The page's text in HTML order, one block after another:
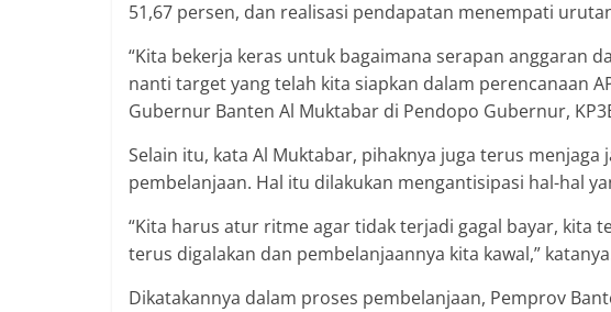
51,67 persen, dan realisasi pendapatan menempati
“Kita bekerja keras untuk bagaimana serapan anggaran
nanti target yang telah kita siapkan dalam perencanaan
Gubernur Banten Al Muktabar di Pendopo Gubernur,
Selain itu, kata Al Muktabar, pihaknya juga terus
pembelanjaan. Hal itu dilakukan mengantisipasi hal-hal
“Kita harus atur ritme agar tidak terjadi gagal bayar, kita
terus digalakan dan pembelanjaannya kita kawal,”
Dikatakannya dalam proses pembelanjaan, Pemprov